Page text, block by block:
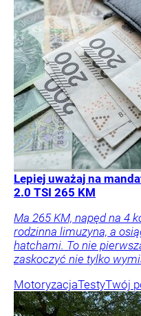
Lepiej uważaj na
2.0 TSI 265 KM
Ma 265 KM, napęd na 4
rodzinna limuzyna, a
hatchami. To nie
zaskoczyć nie tylko
MotoryzacjaTestyTwój